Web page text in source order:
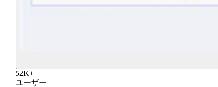
52K+
ユーザー